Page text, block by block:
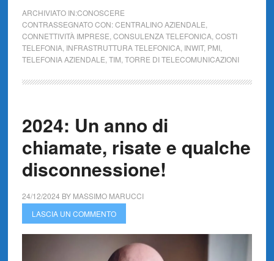
ARCHIVIATO IN:CONOSCERE
CONTRASSEGNATO CON:CENTRALINO AZIENDALE
CONNETTIVITÀ IMPRESE CONSULENZA TELEFONICA, COSTI
TELEFONIA, INFRASTRUTTURA TELEFONICA, INWIT, PMI,
TELEFONIA AZIENDALE TIM TORRE DI TELECOMUNICAZIONI
2024: Un anno di
chiamate, risate e qualche
disconnessione!
24/12/2024 BY MASSIMO MARUCCI
LASCIA UN COMMENTO